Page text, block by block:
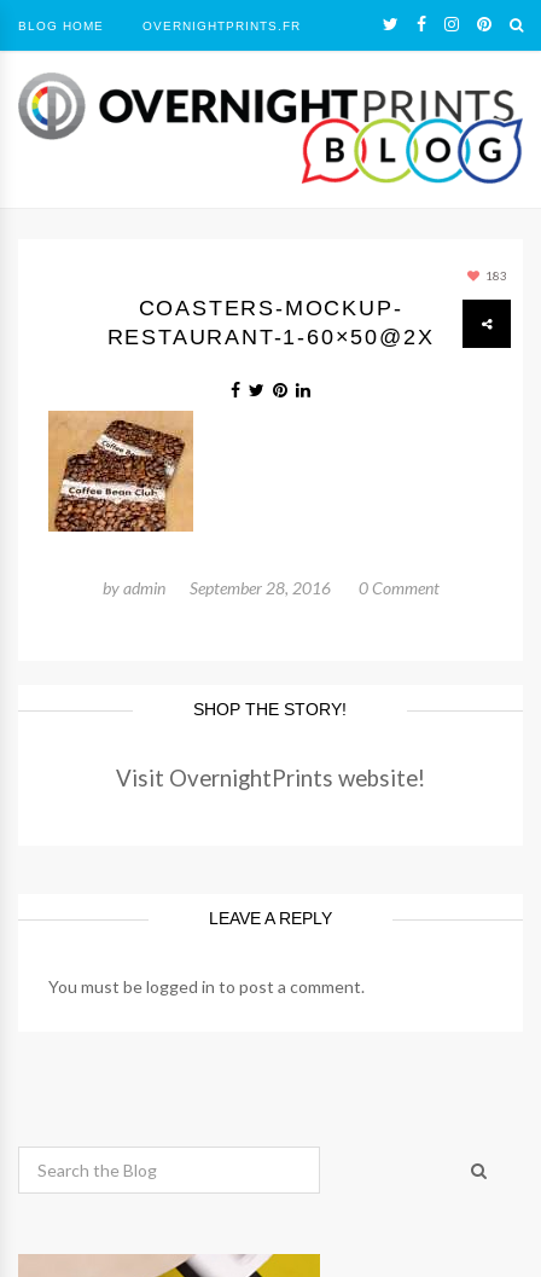
BLOG HOME OVERNIGHTPRINTS.FR
183
COASTERS-MOCKUP-
RESTAURANT-1-60×50@2X
byadmin September 28, 2016 0 Comment
SHOP THE STORY!
Visit OvernightPrints website!
LEAVE A REPLY
You must belogged in to post a comment.